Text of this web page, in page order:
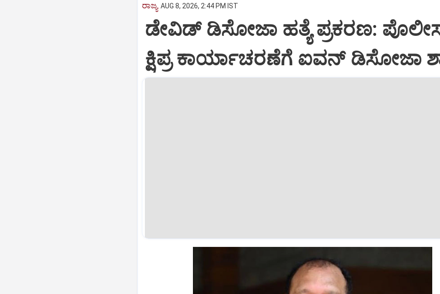
ರಾಜ್ಯ AUG 8, 2026, 2:44 PM IST
ಡೇವಿಡ್ ಡಿಸೋಜಾ ಹತ್ಯೆ ಪ್ರಕರಣ:
ಕ್ಷಿಪ್ರ ಕಾರ್ಯಾಚರಣೆಗೆ ಐವನ್ ಡಿಸೋಜಾ